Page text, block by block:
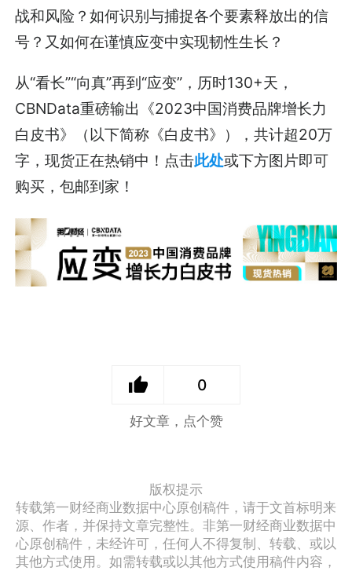
战和风险？如何识别与捕捉各个要素释放出的信
号？又如何在谨慎应变中实现韧性生长？
从“看长”“向真”再到“应变”，历时130+天，
CBNData重磅输出《2023中国消费品牌增长力
白皮书》（以下简称《白皮书》），共计超20万
字，现货正在热销中！点击此处或下方图片即可
购买，包邮到家！
0
好文章，点个赞
版权提示
转载第一财经商业数据中心原创稿件，请于文首标明来
源、作者，并保持文章完整性。非第一财经商业数据中
心原创稿件，未经许可，任何人不得复制、转载、或以
其他方式使用。如需转载或以其他方式使用稿件内容，